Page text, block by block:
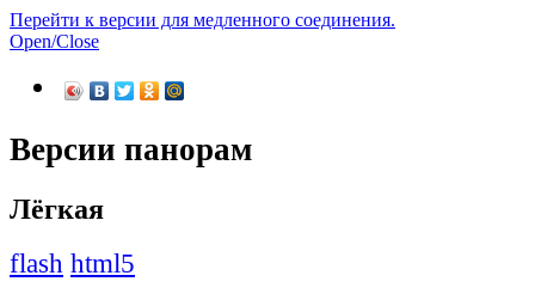
Перейти к версии для медленного соединения.
Open/Close
Версии панорам
Лёгкая
flash html5